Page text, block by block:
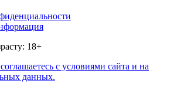
18+
с условиями сайта и на
данных.